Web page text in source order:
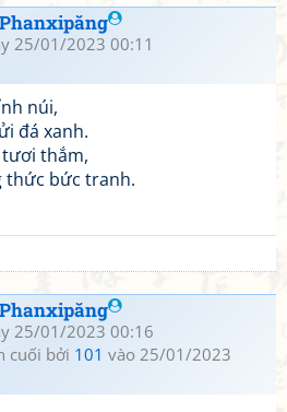
Phanxipăng
25/01/2023 00:11
núi,
đá xanh.
tươi thắm,
thức bức tranh.
Phanxipăng
25/01/2023 00:16
cuối bởi 101 vào 25/01/2023